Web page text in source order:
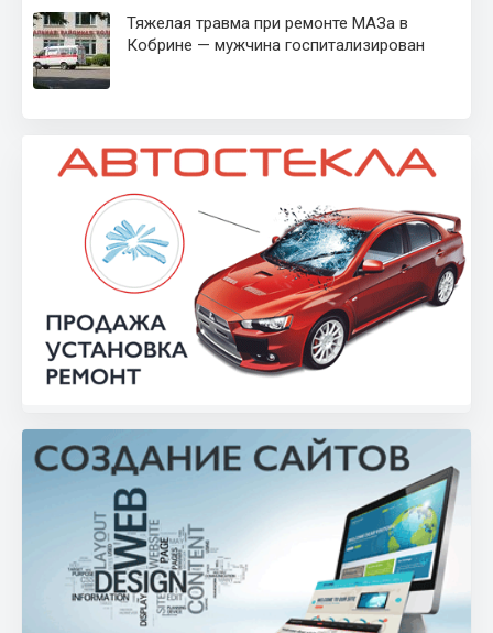
Тяжелая травма при ремонте МАЗа в
Кобрине — мужчина госпитализирован